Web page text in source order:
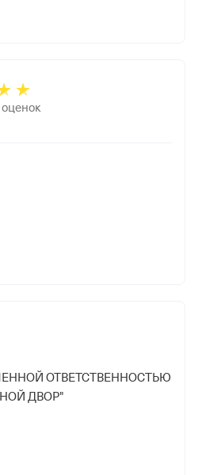
ОТВЕТСТВЕННОСТЬЮ
ДВОР"
оценок